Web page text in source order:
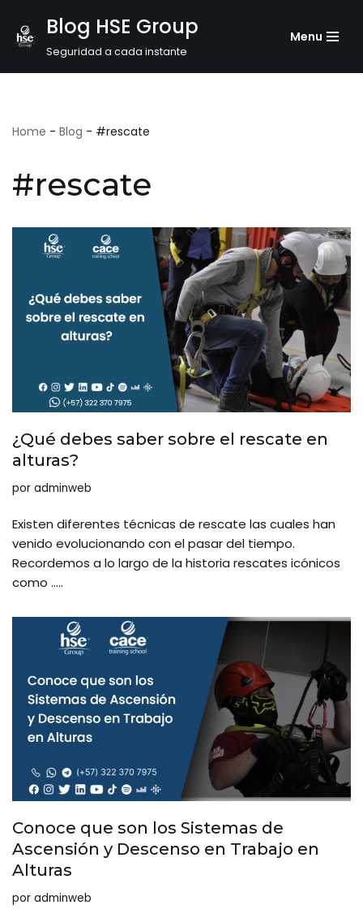
Saltar
Blog HSE Group
Seguridad a cada instante
Menu
Home - Blog - #rescate
#rescate
¿Qué debes saber sobre el rescate en
alturas?
por adminweb
Existen diferentes técnicas de rescate las cuales han
venido evolucionando con el pasar del tiempo.
Recordemos a lo largo de la historia rescates icónicos
como …..
Conoce que son los Sistemas de
Ascensión y Descenso en Trabajo en
Alturas
por adminweb